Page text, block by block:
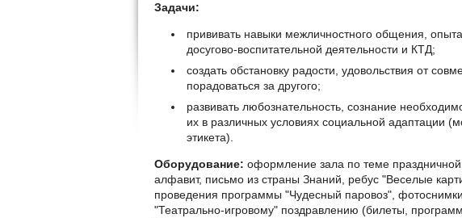
Задачи:
прививать навыки межличностного общения,
досугово-воспитательной деятельности и КТД;
создать обстановку радости, удовольствия от
порадоваться за другого;
развивать любознательность, сознание
их в различных условиях социальной адаптации
этикета).
Оборудование: оформление зала по теме
алфавит, письмо из страны Знаний, ребус "Веселые
проведения программы "Чудесный паровоз",
"Театрально-игровому" поздравлению (билеты,